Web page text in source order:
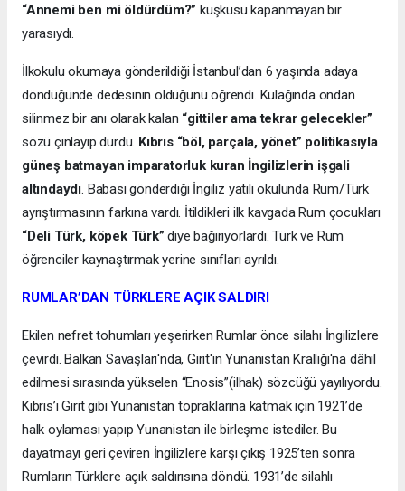
“Annemi ben mi öldürdüm?”kuşkusu kapanmayan bir
yarasıydı.
İlkokulu okumaya gönderildiği İstanbul’dan 6 yaşında adaya
döndüğünde dedesinin öldüğünü öğrendi. Kulağında ondan
silinmez bir anı olarak kalan “gittiler ama tekrar gelecekler”
sözü çınlayıp durdu. Kıbrıs “böl, parçala, yönet” politikasıyla
güneş batmayan imparatorluk kuran İngilizlerin işgali
altındaydı. Babası gönderdiği İngiliz yatılı okulunda Rum/Türk
ayrıştırmasının farkına vardı. İtildikleri ilk kavgada Rum çocukları
“Deli Türk, köpek Türk” diye bağırıyorlardı. Türk ve Rum
öğrenciler kaynaştırmak yerine sınıfları ayrıldı.
RUMLAR’DAN TÜRKLERE AÇIK SALDIRI
Ekilen nefret tohumları yeşerirken Rumlar önce silahı İngilizlere
çevirdi. Balkan Savaşları'nda, Girit'in Yunanistan Krallığı'na dâhil
edilmesi sırasında yükselen “Enosis”(ilhak) sözcüğü yayılıyordu.
Kıbrıs’ı Girit gibi Yunanistan topraklarına katmak için 1921’de
halk oylaması yapıp Yunanistan ile birleşme istediler. Bu
dayatmayı geri çeviren İngilizlere karşı çıkış 1925’ten sonra
Rumların Türklere açık saldırısına döndü. 1931’de silahlı